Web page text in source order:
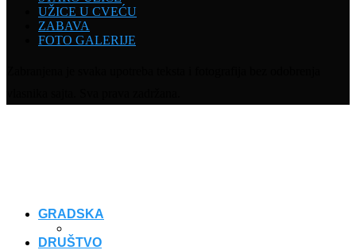
UŽICE U CVEĆU
ZABAVA
FOTO GALERIJE
GRADSKA
DRUŠTVO